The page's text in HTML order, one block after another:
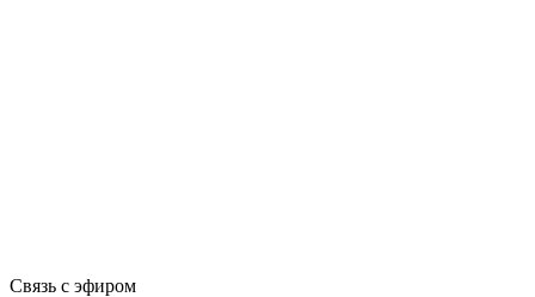
Связь с эфиром